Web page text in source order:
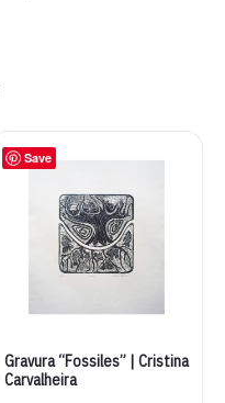
Save
Gravura “Fossiles” | Cristina
Carvalheira